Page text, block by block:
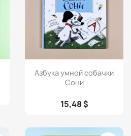
Просмотр
Азбука умной собачки
Сони
15,48 $